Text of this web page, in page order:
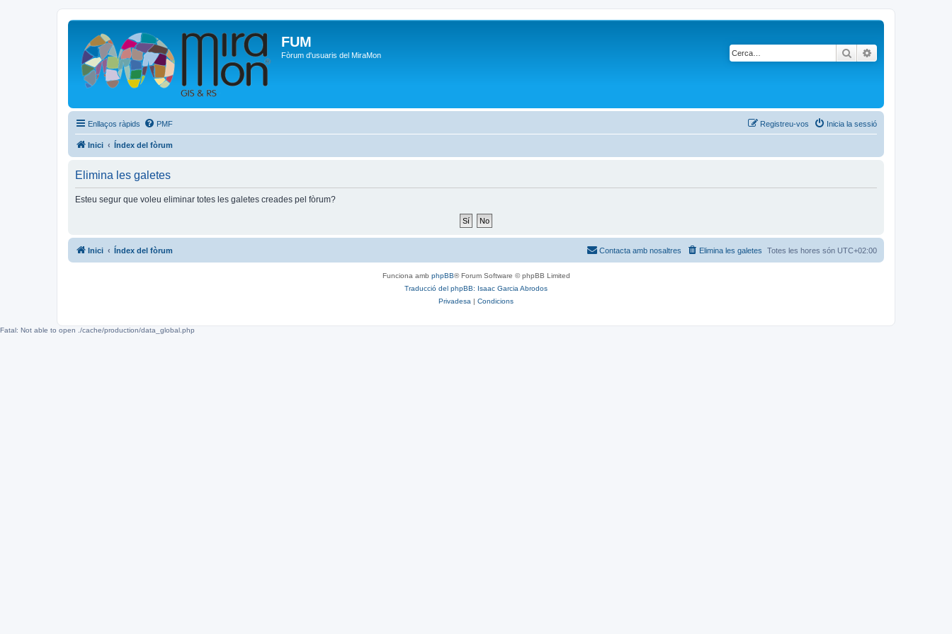
FUM
Fòrum d'usuaris del MiraMon Cerca
Enllaços ràpids PMF Inicia la sessió
Registreu-vos
Inici Índex del fòrum
Elimina les galetes
Esteu segur que voleu eliminar totes les galetes creades pel fòrum?
Inici Índex del fòrum Totes les hores són UTC+02:00
Elimina les galetes
Contacta amb nosaltres
Funciona amb phpBB® Forum Software © phpBB Limited
Traducció del phpBB: Isaac Garcia Abrodos
Privadesa | Condicions
Fatal: Not able to open ./cache/production/data_global.php